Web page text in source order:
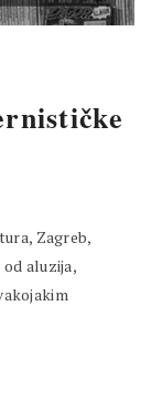
Zagreb,
od aluzija,